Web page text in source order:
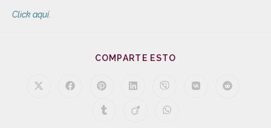
Click aquí.
COMPARTE ESTO